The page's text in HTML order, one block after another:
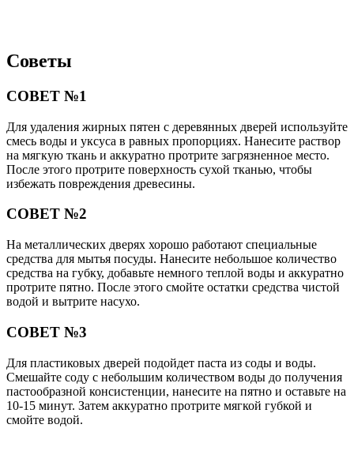
Советы
СОВЕТ №1
Для удаления жирных пятен с деревянных дверей используйте
смесь воды и уксуса в равных пропорциях. Нанесите раствор
на мягкую ткань и аккуратно протрите загрязненное место.
После этого протрите поверхность сухой тканью, чтобы
избежать повреждения древесины.
СОВЕТ №2
На металлических дверях хорошо работают специальные
средства для мытья посуды. Нанесите небольшое количество
средства на губку, добавьте немного теплой воды и аккуратно
протрите пятно. После этого смойте остатки средства чистой
водой и вытрите насухо.
СОВЕТ №3
Для пластиковых дверей подойдет паста из соды и воды.
Смешайте соду с небольшим количеством воды до получения
пастообразной консистенции, нанесите на пятно и оставьте на
10-15 минут. Затем аккуратно протрите мягкой губкой и
смойте водой.